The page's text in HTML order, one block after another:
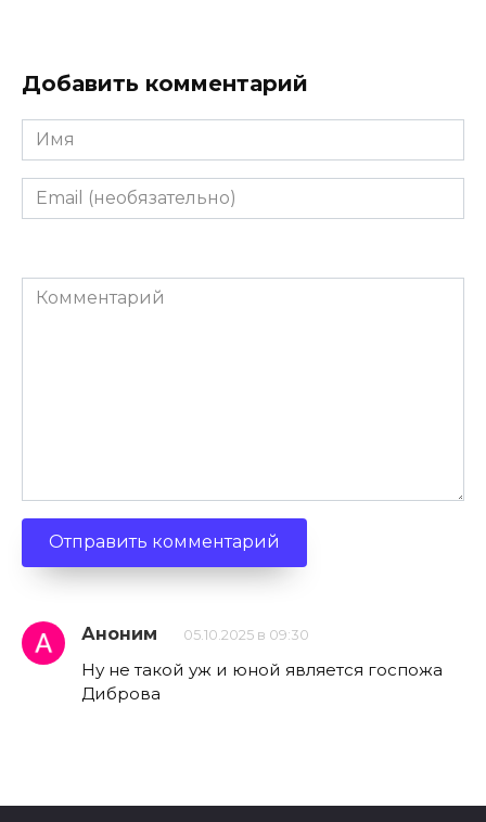
Добавить комментарий
Имя
Email
(необязательно)
Комментарий
Аноним 05.10.2025 в 09:30
Ну не такой уж и юной является госпожа
Диброва